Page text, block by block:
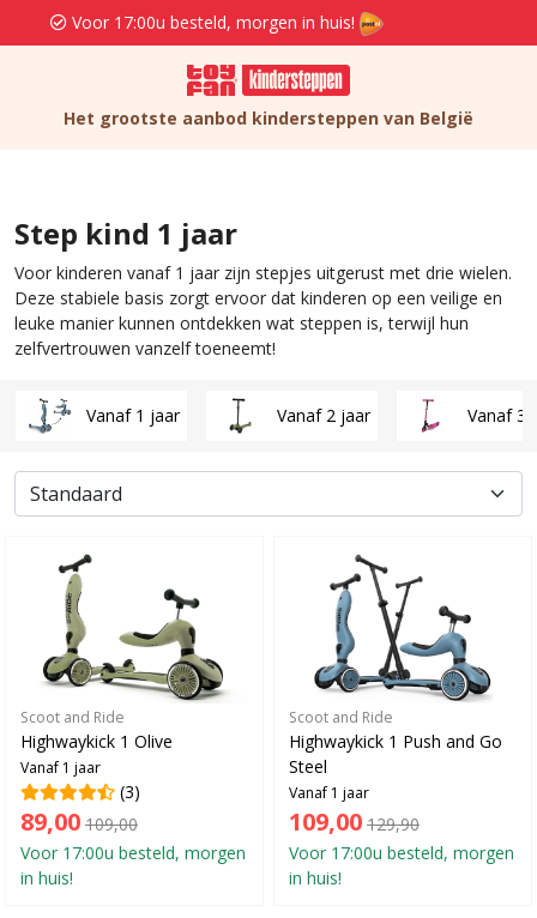
Gratis verzenden en retourneren va. 19,95
Het grootste aanbod kindersteppen van België
Step kind 1 jaar
Voor kinderen vanaf 1 jaar zijn stepjes uitgerust met drie wielen.
Deze stabiele basis zorgt ervoor dat kinderen op een veilige en
leuke manier kunnen ontdekken wat steppen is, terwijl hun
zelfvertrouwen vanzelf toeneemt!
Vanaf 1 jaar Vanaf 2 jaar Vanaf 3
Scoot and Ride
Highwaykick 1 Olive
Vanaf 1 jaar
(3)
89,00 109,00
Voor 17:00u besteld, morgen
in huis!
Scoot and Ride
Highwaykick 1 Push and Go
Steel
Vanaf 1 jaar
109,00 129,90
Voor 17:00u besteld, morgen
in huis!